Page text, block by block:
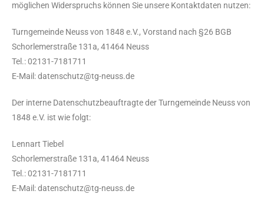
möglichen Widerspruchs können Sie unsere Kontaktdaten nutzen:
Turngemeinde Neuss von 1848 e.V., Vorstand nach §26 BGB
Schorlemerstraße 131a, 41464 Neuss
Tel.: 02131-7181711
E-Mail: datenschutz@tg-neuss.de
Der interne Datenschutzbeauftragte der Turngemeinde Neuss von
1848 e.V. ist wie folgt:
Lennart Tiebel
Schorlemerstraße 131a, 41464 Neuss
Tel.: 02131-7181711
E-Mail: datenschutz@tg-neuss.de